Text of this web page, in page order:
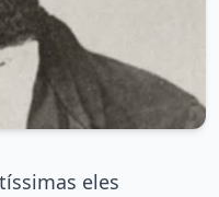
eles